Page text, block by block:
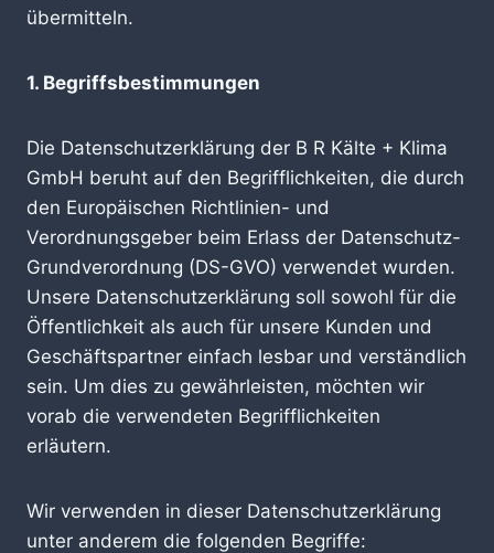
übermitteln.
1. Begriffsbestimmungen
Die Datenschutzerklärung der B R Kälte + Klima
GmbH beruht auf den Begrifflichkeiten, die durch
den Europäischen Richtlinien- und
Verordnungsgeber beim Erlass der Datenschutz-
Grundverordnung (DS-GVO) verwendet wurden.
Unsere Datenschutzerklärung soll sowohl für die
Öffentlichkeit als auch für unsere Kunden und
Geschäftspartner einfach lesbar und verständlich
sein. Um dies zu gewährleisten, möchten wir
vorab die verwendeten Begrifflichkeiten
erläutern.
Wir verwenden in dieser Datenschutzerklärung
unter anderem die folgenden Begriffe: